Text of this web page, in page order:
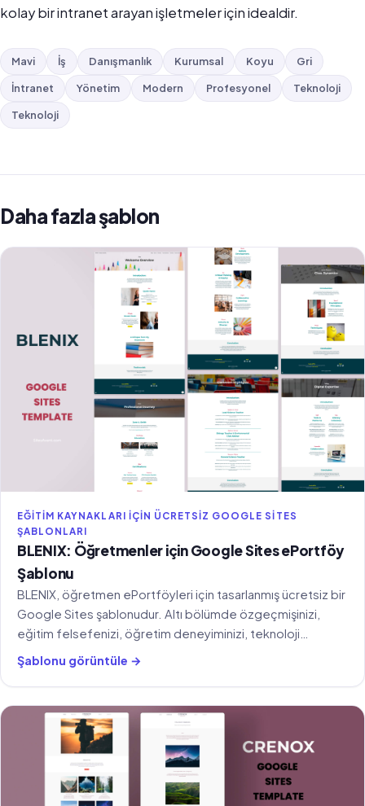
kolay bir intranet arayan işletmeler için idealdir.
Mavi İş Danışmanlık Kurumsal Koyu Gri
İntranet Yönetim Modern Profesyonel Teknoloji
Teknoloji
Daha fazla şablon
EĞITIM KAYNAKLARI IÇIN ÜCRETSIZ GOOGLE SITES
ŞABLONLARI
BLENIX: Öğretmenler için Google Sites ePortföy
Şablonu
BLENIX, öğretmen ePortföyleri için tasarlanmış ücretsiz bir
Google Sites şablonudur. Altı bölümde özgeçmişinizi,
eğitim felsefenizi, öğretim deneyiminizi, teknoloji
Şablonu görüntüle →